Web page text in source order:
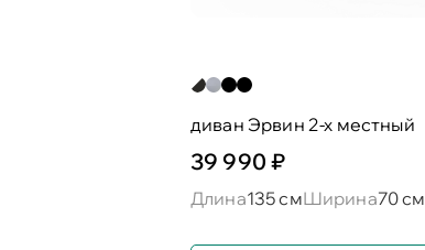
диван Эрвин 2-х местный
39 990 ₽
Длина135 смШирина70 см